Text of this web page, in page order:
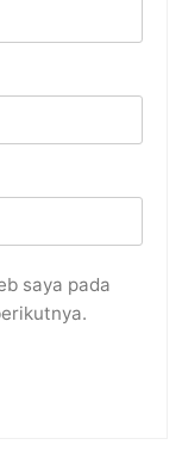
saya pada